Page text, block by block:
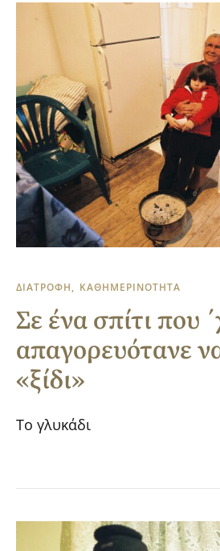
ΔΙΑΤΡΟΦΗ ΚΑΘΗΜΕΡΙΝΟΤΗΤΑ
Σε ένα σπίτι που
απαγορευότανε
«ξίδι»
Το γλυκάδι